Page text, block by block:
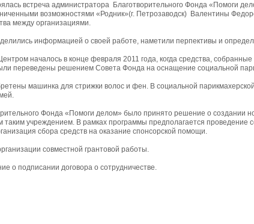
встреча администратора Благотворительного Фонда «Помоги
возможностями «Родник»(г. Петрозаводск) Валентины
между организациями.
информацией о своей работе, наметили перпективы и
началось в конце февраля 2011 года, когда средства,
переведены решением Совета Фонда на оснащение социальной
машинка для стрижки волос и фен. В социальной
Фонда «Помоги делом» было принято решение о
учреждением. В рамках программы предполагается
сбора средств на оказание спонсорской помощи.
совместной грантовой работы.
о подписании договора о сотрудничестве.